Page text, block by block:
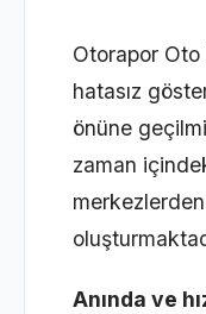
Otorapor Oto
hatasız
önüne
zaman
Anında ve